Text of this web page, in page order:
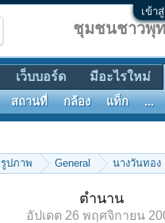
เข้า
รูปภาพ General นางวันทอง
ตำนาน
อัปเดต 26 พฤศจิกายน
ชุมชนชาวพุ
เว็บบอร์ด มีอะไรใหม่
สถานที่ กล้อง แท็ก ...